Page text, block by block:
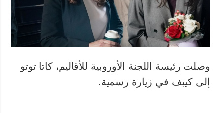
المزيد
التقارير
مقابلات
الصور
الفيديوهات
الاشتراك
بنك الصور
وصلت رئيسة اللجنة الأوروبية للأقاليم، كاتا توتو
إلى كييف في زيارة رسمية.